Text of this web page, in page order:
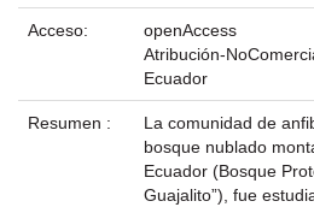
Acceso:
openAccess
Atribución-
Ecuador
Resumen :
La comunidad de
bosque nublado
Ecuador (Bosque
Guajalito”), fue